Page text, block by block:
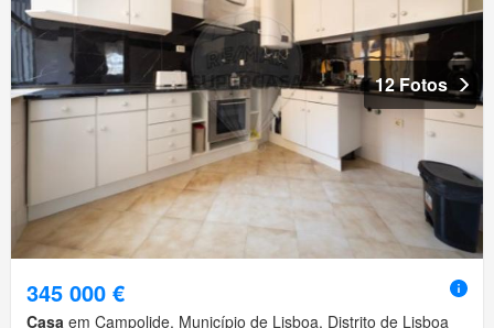
12 Fotos
345 000 €
Casa em Campolide, Município de Lisboa, Distrito de Lisboa